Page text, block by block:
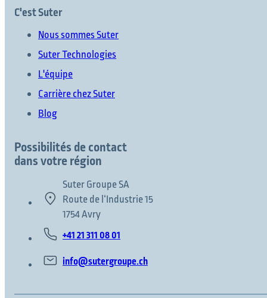
C'est Suter
Nous sommes Suter
Suter Technologies
L'équipe
Carrière chez Suter
Blog
Possibilités de contact
dans votre région
Suter Groupe SA
Route de l‘Industrie 15
1754 Avry
+41 21 311 08 01
info@sutergroupe.ch